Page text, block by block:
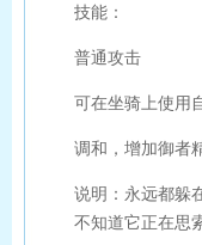
技能：
普通攻击
可在坐骑上使用
调和，增加御者
说明：永远都躲
不知道它正在思